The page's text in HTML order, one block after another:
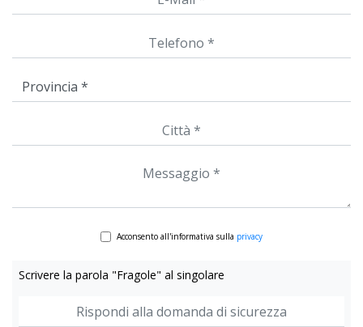
Acconsento all'informativa sulla privacy
Scrivere la parola "Fragole" al singolare